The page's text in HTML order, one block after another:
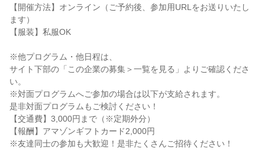
【開催方法】オンライン（ご予約後、参加用URLをお送りいたし
ます）
【服装】私服OK
※他プログラム・他日程は、
サイト下部の「この企業の募集＞一覧を見る」よりご確認くださ
い。
※対面プログラムへご参加の場合は以下が支給されます。
是非対面プログラムもご検討ください！
【交通費】3,000円まで（※定期外分）
【報酬】アマゾンギフトカード2,000円
※友達同士の参加も大歓迎！是非たくさんご招待ください！